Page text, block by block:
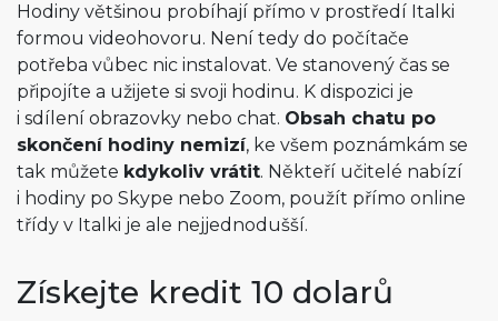
Hodiny většinou probíhají přímo v prostředí Italki
formou videohovoru. Není tedy do počítače
potřeba vůbec nic instalovat. Ve stanovený čas se
připojíte a užijete si svoji hodinu. K dispozici je
i sdílení obrazovky nebo chat. Obsah chatu po
skončení hodiny nemizí, ke všem poznámkám se
tak můžete kdykoliv vrátit. Někteří učitelé nabízí
i hodiny po Skype nebo Zoom, použít přímo online
třídy v Italki je ale nejjednodušší.
Získejte kredit 10 dolarů